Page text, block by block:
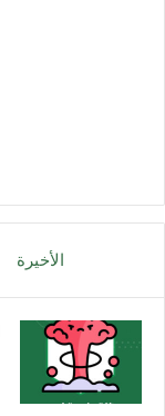
الأخيرة